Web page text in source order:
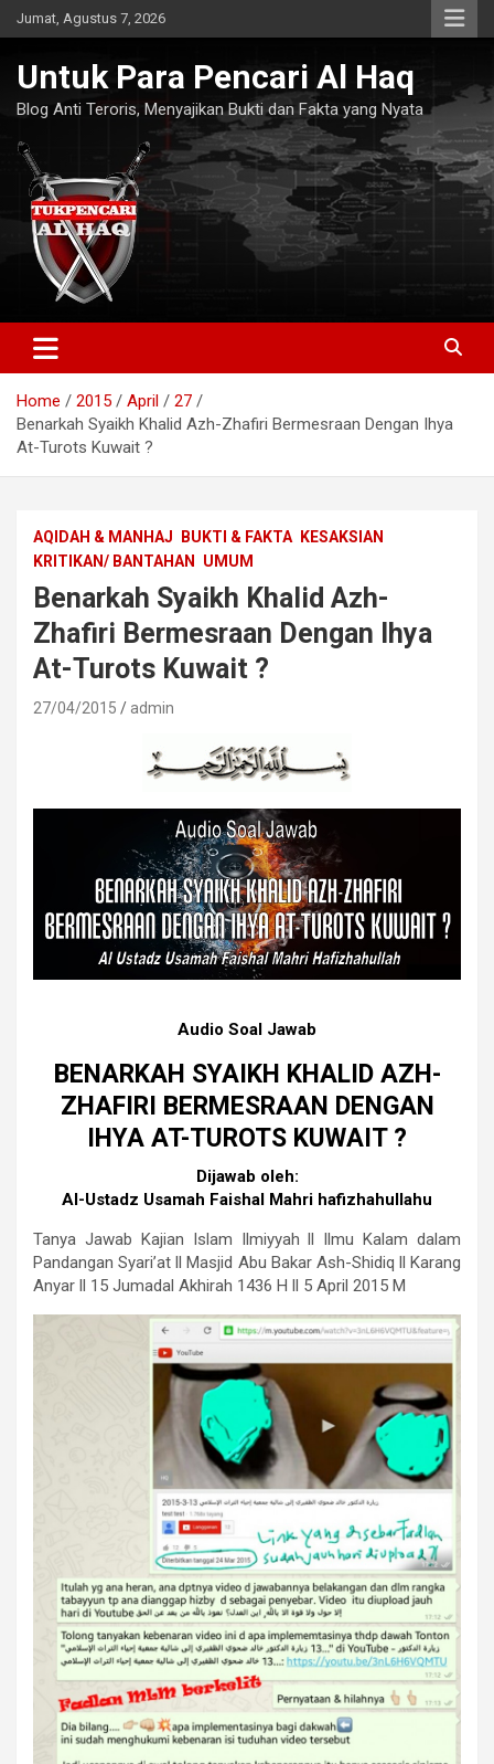
Skip
to
Jumat, Agustus 7, 2026
Untuk Para Pencari Al Haq
Blog Anti Teroris, Menyajikan Bukti dan Fakta yang Nyata
Home 2015 April
27
Benarkah Syaikh Khalid Azh-Zhafiri Bermesraan Dengan Ihya
At-Turots Kuwait ?
AQIDAH & MANHAJ BUKTI & FAKTA
KESAKSIAN
KRITIKAN/ BANTAHAN
UMUM
Benarkah Syaikh Khalid Azh-
Zhafiri Bermesraan Dengan Ihya
At-Turots Kuwait ?
27/04/2015 admin
Audio Soal Jawab
BENARKAH SYAIKH KHALID AZH-
ZHAFIRI BERMESRAAN DENGAN
IHYA AT-TUROTS KUWAIT ?
Dijawab oleh:
Al-Ustadz Usamah Faishal Mahri hafizhahullahu
Tanya Jawab Kajian Islam Ilmiyyah ll Ilmu Kalam dalam
Pandangan Syari’at ll Masjid Abu Bakar Ash-Shidiq ll Karang
Anyar ll 15 Jumadal Akhirah 1436 H ll 5 April 2015 M